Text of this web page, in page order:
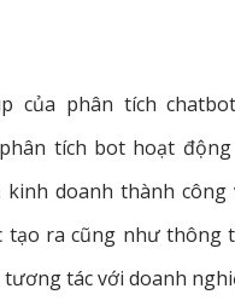
của phân tích
tích bot hoạt
kinh doanh thành công
tạo ra cũng như thông
tác với doanh